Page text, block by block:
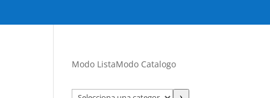
Modo ListaModo Catalogo
Selecciona